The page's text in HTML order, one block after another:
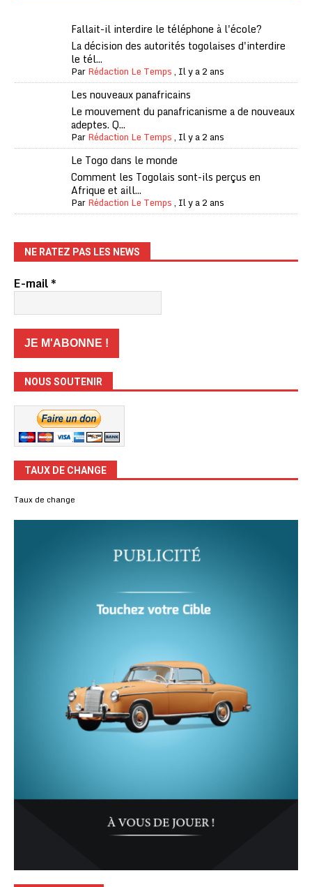
Fallait-il interdire le téléphone à l'école?
La décision des autorités togolaises d'interdire
le tél...
ParRédaction Le Temps, Il y a 2 ans
Les nouveaux panafricains
Le mouvement du panafricanisme a de nouveaux
adeptes. Q...
ParRédaction Le Temps, Il y a 2 ans
Le Togo dans le monde
Comment les Togolais sont-ils perçus en
Afrique et aill...
ParRédaction Le Temps, Il y a 2 ans
NE RATEZ PAS LES NEWS
E-mail*
NOUS SOUTENIR
TAUX DE CHANGE
Taux de change